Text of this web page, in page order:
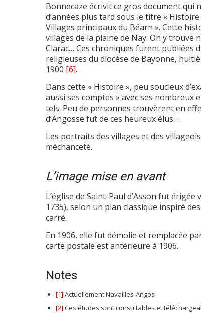
Bonnecaze écrivit ce gros document qui
d’années plus tard sous le titre «
Villages principaux du Béarn ». Cette
villages de la plaine de Nay. On y trouve
Clarac… Ces chroniques furent publiées
religieuses du diocèse de Bayonne,
1900 [6].
Dans cette « Histoire », peu soucieux
aussi ses comptes » avec ses nombreux
tels. Peu de personnes trouvèrent en
d’Angosse fut de ces heureux élus…
Les portraits des villages et des
méchanceté.
L’image mise en avant
L’église de Saint-Paul d’Asson fut érigée
1735), selon un plan classique inspiré
carré.
En 1906, elle fut démolie et remplacée
carte postale est antérieure à 1906.
Notes
[1] Actuellement Navailles-Angos
[2] Ces études sont consultables et